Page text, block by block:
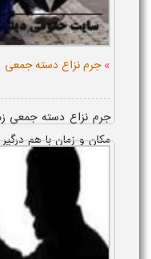
»جرم نزاع دسته جمعی
جرم نزاع دسته جمعی
مکان و زمان با هم
به عواقب نزاع تعیین